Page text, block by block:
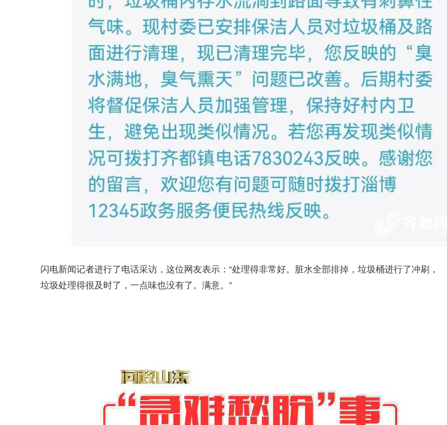
闪电新闻记者进行了电话采访，这位网友表示：“处理得非常好。脏水全部排掉，垃圾桶进行了冲刷，
垃圾处理得很及时了，一点味也没有了。满意。”